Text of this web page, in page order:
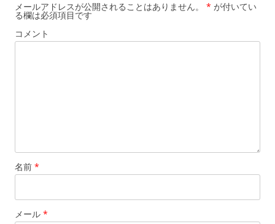
メールアドレスが公開されることはありません。 * が付いてい
る欄は必須項目です
コメント
名前 *
メール *